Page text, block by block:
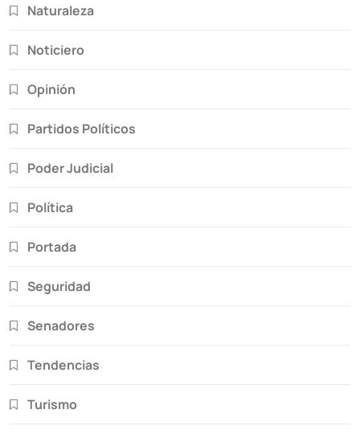
Naturaleza
Noticiero
Opinión
Partidos Políticos
Poder Judicial
Política
Portada
Seguridad
Senadores
Tendencias
Turismo